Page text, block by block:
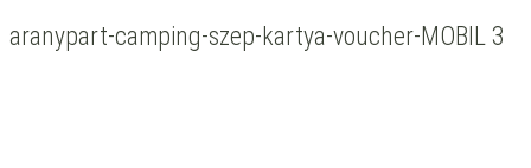
aranypart-camping-szep-kartya-voucher-MOBIL 3